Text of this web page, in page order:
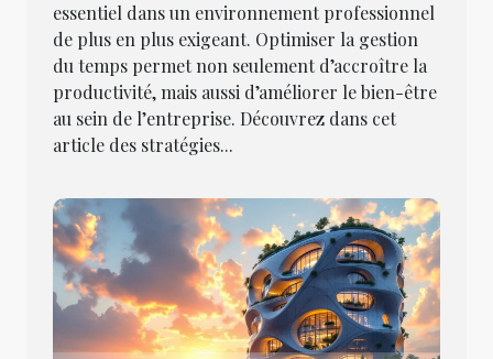
essentiel dans un environnement professionnel
de plus en plus exigeant. Optimiser la gestion
du temps permet non seulement d’accroître la
productivité, mais aussi d’améliorer le bien-être
au sein de l’entreprise. Découvrez dans cet
article des stratégies...